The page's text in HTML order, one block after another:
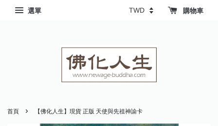
選單 購物車
首頁 › 【佛化人生】現貨 正版 天使與先祖神諭卡